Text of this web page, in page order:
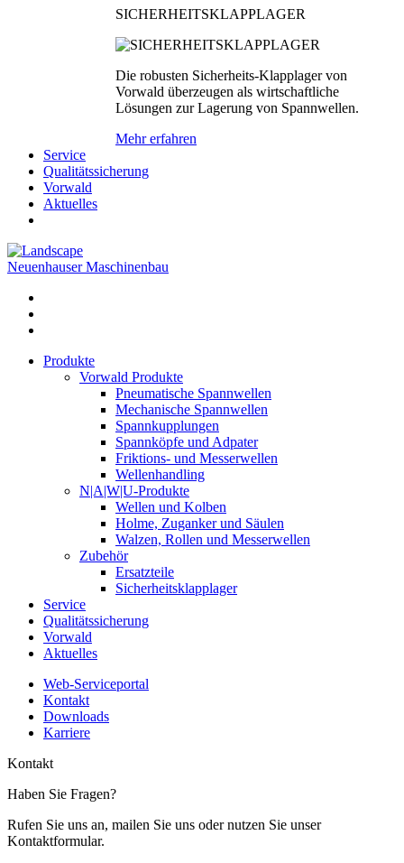
SICHERHEITSKLAPPLAGER
Die robusten Sicherheits-Klapplager von
Vorwald überzeugen als wirtschaftliche
Lösungen zur Lagerung von Spannwellen.
Mehr erfahren
Service
Qualitätssicherung
Vorwald
Aktuelles
Neuenhauser Maschinenbau
Produkte
Vorwald Produkte
Pneumatische Spannwellen
Mechanische Spannwellen
Spannkupplungen
Spannköpfe und Adpater
Friktions- und Messerwellen
Wellenhandling
N|A|W|U-Produkte
Wellen und Kolben
Holme, Zuganker und Säulen
Walzen, Rollen und Messerwellen
Zubehör
Ersatzteile
Sicherheitsklapplager
Service
Qualitätssicherung
Vorwald
Aktuelles
Web-Serviceportal
Kontakt
Downloads
Karriere
Kontakt
Haben Sie Fragen?
Rufen Sie uns an, mailen Sie uns oder nutzen Sie unser
Kontaktformular.